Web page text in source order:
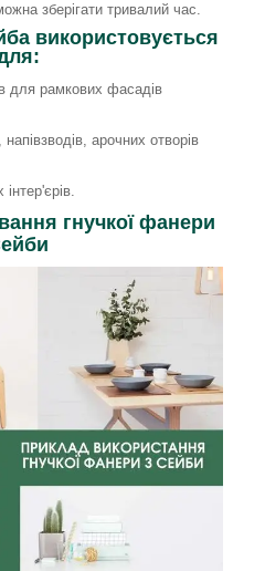
зберігати тривалий час.
використовується
для рамкових фасадів
арочних отворів
гнучкої фанери